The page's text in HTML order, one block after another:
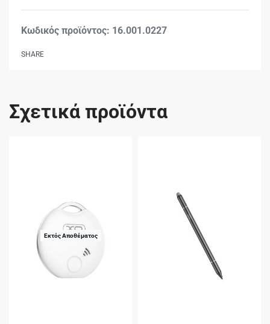
16.001.0227
SHARE
Σχετικά προϊόντα
Εκτός Αποθέματος